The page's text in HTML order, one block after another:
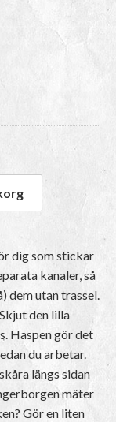
dig som stickar
kanaler, så
dem utan trassel.
den lilla
Haspen gör det
du arbetar.
längs sidan
mäter
Gör en liten